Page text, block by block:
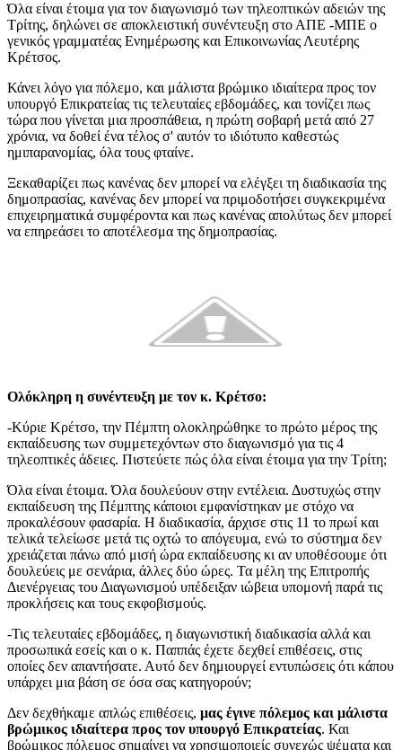
Όλα είναι έτοιμα για τον διαγωνισμό των τηλεοπτικών αδειών της
Τρίτης, δηλώνει σε αποκλειστική συνέντευξη στο ΑΠΕ -ΜΠΕ ο
γενικός γραμματέας Ενημέρωσης και Επικοινωνίας Λευτέρης
Κρέτσος.
Κάνει λόγο για πόλεμο, και μάλιστα βρώμικο ιδιαίτερα προς τον
υπουργό Επικρατείας τις τελευταίες εβδομάδες, και τονίζει πως
τώρα που γίνεται μια προσπάθεια, η πρώτη σοβαρή μετά από 27
χρόνια, να δοθεί ένα τέλος σ' αυτόν το ιδιότυπο καθεστώς
ημιπαρανομίας, όλα τους φταίνε.
Ξεκαθαρίζει πως κανένας δεν μπορεί να ελέγξει τη διαδικασία της
δημοπρασίας, κανένας δεν μπορεί να πριμοδοτήσει συγκεκριμένα
επιχειρηματικά συμφέροντα και πως κανένας απολύτως δεν μπορεί
να επηρεάσει το αποτέλεσμα της δημοπρασίας.
Ολόκληρη η συνέντευξη με τον κ. Κρέτσο:
-Κύριε Κρέτσο, την Πέμπτη ολοκληρώθηκε το πρώτο μέρος της
εκπαίδευσης των συμμετεχόντων στο διαγωνισμό για τις 4
τηλεοπτικές άδειες. Πιστεύετε πώς όλα είναι έτοιμα για την Τρίτη;
Όλα είναι έτοιμα. Όλα δουλεύουν στην εντέλεια. Δυστυχώς στην
εκπαίδευση της Πέμπτης κάποιοι εμφανίστηκαν με στόχο να
προκαλέσουν φασαρία. H διαδικασία, άρχισε στις 11 το πρωί και
τελικά τελείωσε μετά τις οχτώ το απόγευμα, ενώ το σύστημα δεν
χρειάζεται πάνω από μισή ώρα εκπαίδευσης κι αν υποθέσουμε ότι
δουλεύεις με σενάρια, άλλες δύο ώρες. Τα μέλη της Επιτροπής
Διενέργειας του Διαγωνισμού υπέδειξαν ιώβεια υπομονή παρά τις
προκλήσεις και τους εκφοβισμούς.
-Τις τελευταίες εβδομάδες, η διαγωνιστική διαδικασία αλλά και
προσωπικά εσείς και ο κ. Παππάς έχετε δεχθεί επιθέσεις, στις
οποίες δεν απαντήσατε. Αυτό δεν δημιουργεί εντυπώσεις ότι κάπου
υπάρχει μια βάση σε όσα σας κατηγορούν;
Δεν δεχθήκαμε απλώς επιθέσεις, μας έγινε πόλεμος και μάλιστα
βρώμικος ιδιαίτερα προς τον υπουργό Επικρατείας. Και
βρώμικος πόλεμος σημαίνει να χρησιμοποιείς συνεχώς ψέματα και